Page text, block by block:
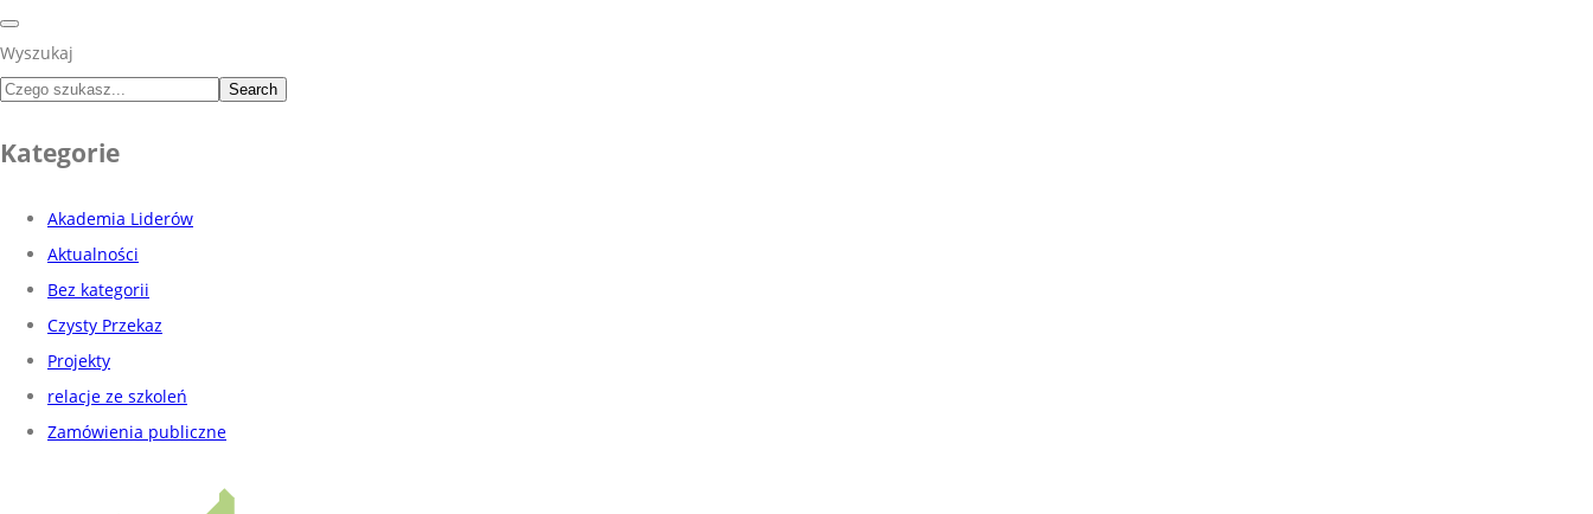
Wyszukaj
Search
Kategorie
Akademia Liderów
Aktualności
Bez kategorii
Czysty Przekaz
Projekty
relacje ze szkoleń
Zamówienia publiczne